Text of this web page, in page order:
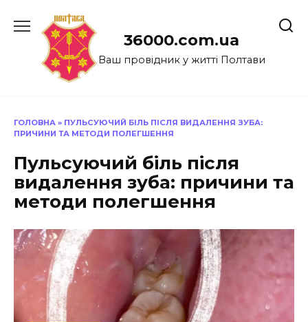
до
36000.com.ua
Ваш провідник у житті Полтави
ГОЛОВНА » ПУЛЬСУЮЧИЙ БІЛЬ ПІСЛЯ ВИДАЛЕННЯ ЗУБА:
ПРИЧИНИ ТА МЕТОДИ ПОЛЕГШЕННЯ
Пульсуючий біль після
видалення зуба: причини та
методи полегшення